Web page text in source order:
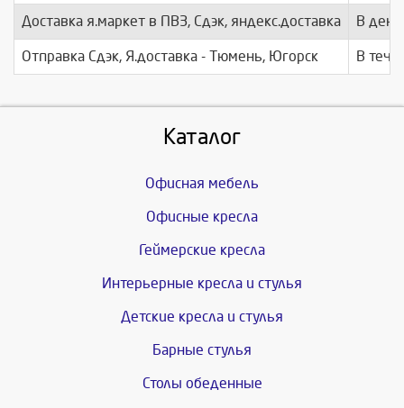
Доставка я.маркет в ПВЗ, Сдэк, яндекс.доставка В день
Отправка Сдэк, Я.доставка - Тюмень, Югорск В
Каталог
Офисная мебель
Офисные кресла
Геймерские кресла
Интерьерные кресла и стулья
Детские кресла и стулья
Барные стулья
Столы обеденные